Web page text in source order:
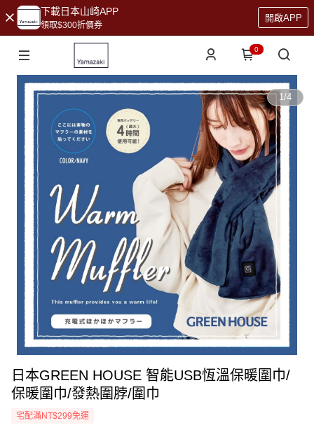
下載日本山崎APP
領取$300折價券
開啟APP
0
1/4
日本GREEN HOUSE 智能USB恆溫保暖圍巾/
保暖圍巾/發熱圍脖/圍巾
宅配滿NT$299免運